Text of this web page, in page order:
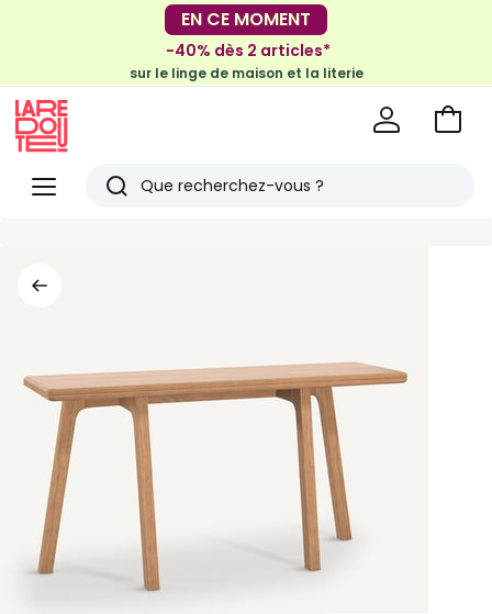
-30€ tous les 100€*
sur le meuble & la déco
EN CE MOMENT
-40% dès 2 articles*
sur le linge de maison et la literie
Menu
Redoute
Rechercher
Voir